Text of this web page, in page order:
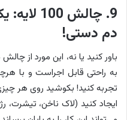
9. چالش
دم دستی!
باور کنید یا نه، این مورد از
به راحتی قابل اجراست و با
ایجاد کنید (لاک ناخن،